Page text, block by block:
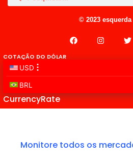
© 2023 esquerda
COTAÇÃO DO DÓLAR
CurrencyRate
Monitore todos os